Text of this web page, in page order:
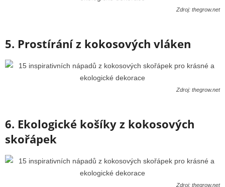
Zdroj: thegrow.net
5. Prostírání z kokosových vláken
Zdroj: thegrow.net
6. Ekologické košíky z kokosových
skořápek
Zdroj: thegrow.net